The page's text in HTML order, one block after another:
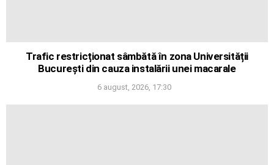
Trafic restricționat sâmbătă în zona Universității
București din cauza instalării unei macarale
6 august, 2026, 17:30